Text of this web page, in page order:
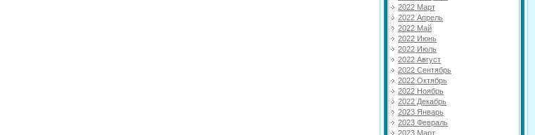
2022 Март
2022 Апрель
2022 Май
2022 Июнь
2022 Июль
2022 Август
2022 Сентябрь
2022 Октябрь
2022 Ноябрь
2022 Декабрь
2023 Январь
2023 Февраль
2023 Март